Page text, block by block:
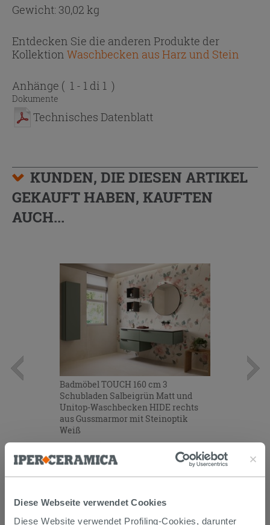
Diese Webseite verwendet Cookies
Diese Website verwendet Profiling-Cookies, darunter
Gewicht: 30,02 kg
Entdecken Sie die anderen Produkte der
Kollektion Waschbecken aus Harz und Stein
Anhänge ( 1 - 1 di 1 )
Dokumente
Technisches Datenblatt
KUNDEN, DIE DIESEN ARTIKEL
GEKAUFT HABEN, KAUFTEN
AUCH...
Badmöbel TOUCH 160 cm 3
Schubladen Salbeigrün Matt und
Unitop-Waschbecken HIDE rechts
aus Gussmarmor mit Steinoptik
Weiß
2.125,10 €